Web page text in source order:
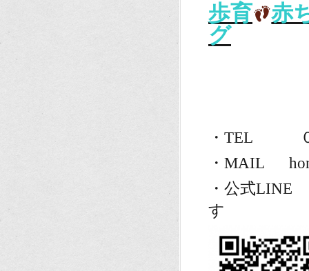
歩育
赤
グ
・TEL ０
・MAIL
・公式
す